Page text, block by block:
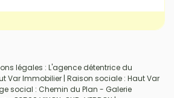
légales : L'agence détentrice du
Var Immobilier | Raison sociale : Haut Var
social : Chemin du Plan - Galerie